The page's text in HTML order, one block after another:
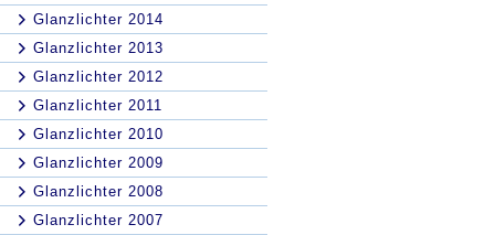
Glanzlichter 2014
Glanzlichter 2013
Glanzlichter 2012
Glanzlichter 2011
Glanzlichter 2010
Glanzlichter 2009
Glanzlichter 2008
Glanzlichter 2007